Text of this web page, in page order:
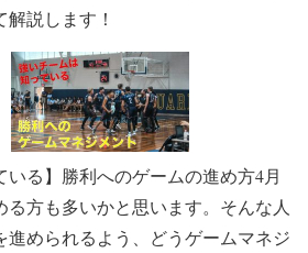
説します！
いる】勝利へのゲームの進め方4月
方も多いかと思います。そんな人
進められるよう、どうゲームマネジ